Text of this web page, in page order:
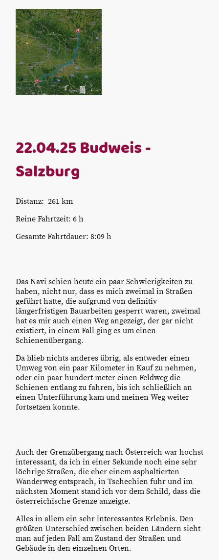
22.04.25 Budweis -
Salzburg
Distanz: 261 km
Reine Fahrtzeit: 6 h
Gesamte Fahrtdauer: 8:09 h
Das Navi schien heute ein paar Schwierigkeiten zu
haben, nicht nur, dass es mich zweimal in Straßen
geführt hatte, die aufgrund von definitiv
längerfristigen Bauarbeiten gesperrt waren, zweimal
hat es mir auch einen Weg angezeigt, der gar nicht
existiert, in einem Fall ging es um einen
Schienenübergang.
Da blieb nichts anderes übrig, als entweder einen
Umweg von ein paar Kilometer in Kauf zu nehmen,
oder ein paar hundert meter einen Feldweg die
Schienen entlang zu fahren, bis ich schließlich an
einen Unterführung kam und meinen Weg weiter
fortsetzen konnte.
Auch der Grenzübergang nach Österreich war hochst
interessant, da ich in einer Sekunde noch eine sehr
löchrige Straßen, die eher einem asphaltierten
Wanderweg entsprach, in Tschechien fuhr und im
nächsten Moment stand ich vor dem Schild, dass die
österreichische Grenze anzeigte.
Alles in allem ein sehr interessantes Erlebnis. Den
größten Unterschied zwischen beiden Ländern sieht
man auf jeden Fall am Zustand der Straßen und
Gebäude in den einzelnen Orten.